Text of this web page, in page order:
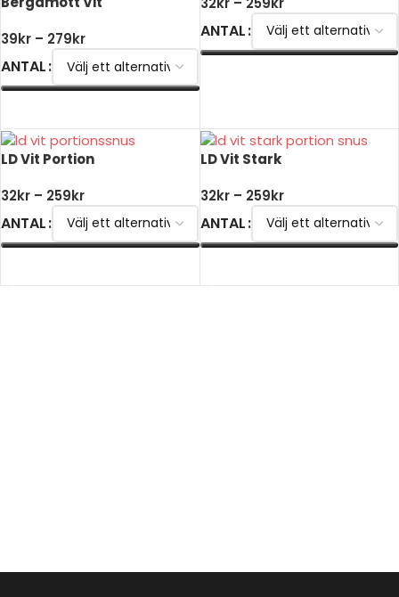
39kr – 279kr
ANTAL
ANTAL
LD Vit Portion
32kr – 259kr
ANTAL
LD Vit Stark
32kr – 259kr
ANTAL